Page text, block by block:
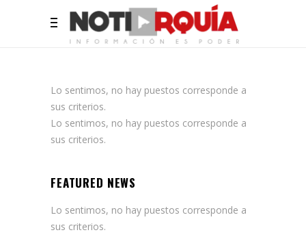
Lo sentimos, no hay puestos corresponde a
sus criterios.
Lo sentimos, no hay puestos corresponde a
sus criterios.
FEATURED NEWS
Lo sentimos, no hay puestos corresponde a
sus criterios.